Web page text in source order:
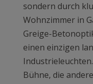
sondern durch
Wohnzimmer in
Greige-
einen einzigen
Bühne, die